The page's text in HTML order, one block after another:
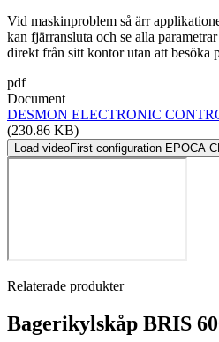
Vid maskinproblem så ärr
kan fjärransluta och se alla
direkt från sitt kontor utan att besöka
pdf
Document
DESMON ELECTRONIC
(230.86 KB)
Load videoFirst configuration EPOCA
Relaterade produkter
Bagerikylskåp BRIS